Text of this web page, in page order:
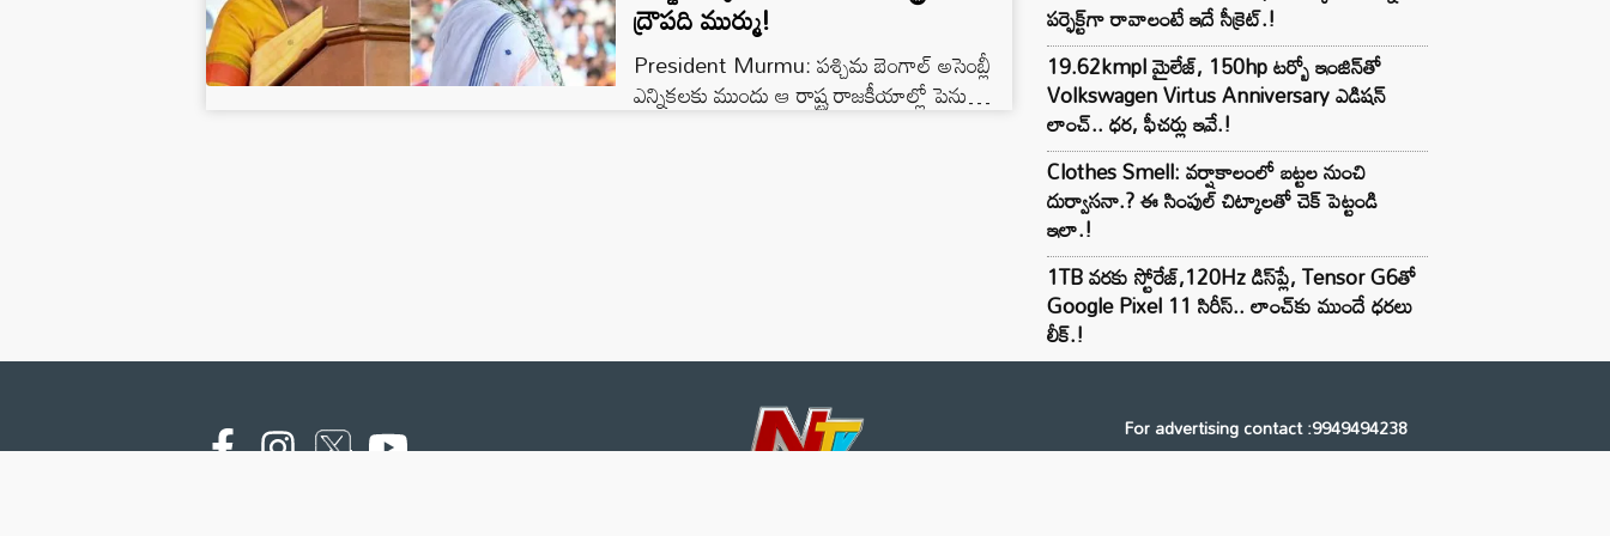
ద్రౌపది ముర్ము!
President Murmu: పశ్చిమ బెంగాల్ అసెంబ్లీ
ఎన్నికలకు ముందు ఆ రాష్ట్ర రాజకీయాల్లో పెను
ప్రకంపనలు రేగుతున్నాయి. రాష్ట్ర పర్యటనకు వచ్చిన
ఆమె క్యాబినెట్…
పర్ఫెక్ట్‌గా రావాలంటే ఇదే సీక్రెట్.!
19.62kmpl మైలేజ్, 150hp టర్బో ఇంజిన్‌తో
Volkswagen Virtus Anniversary ఎడిషన్
లాంచ్.. ధర, ఫీచర్లు ఇవే.!
Clothes Smell: వర్షాకాలంలో బట్టల నుంచి
దుర్వాసనా.? ఈ సింపుల్ చిట్కాలతో చెక్ పెట్టండి
ఇలా.!
1TB వరకు స్టోరేజ్,120Hz డిస్‌ప్లే, Tensor G6తో
Google Pixel 11 సిరీస్.. లాంచ్⁭కు ముందే ధరలు
లీక్.!
For advertising contact :9949494238
Email: digital@ntvnetwork.com